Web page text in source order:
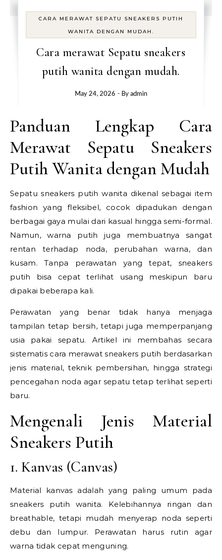
CARA MERAWAT SEPATU SNEAKERS PUTIH
WANITA DENGAN MUDAH.
Cara merawat Sepatu sneakers
putih wanita dengan mudah.
May 24, 2026 - By admin
Panduan Lengkap Cara
Merawat Sepatu Sneakers
Putih Wanita dengan Mudah
Sepatu sneakers putih wanita dikenal sebagai item
fashion yang fleksibel, cocok dipadukan dengan
berbagai gaya mulai dari kasual hingga semi-formal.
Namun, warna putih juga membuatnya sangat
rentan terhadap noda, perubahan warna, dan
kusam. Tanpa perawatan yang tepat, sneakers
putih bisa cepat terlihat usang meskipun baru
dipakai beberapa kali.
Perawatan yang benar tidak hanya menjaga
tampilan tetap bersih, tetapi juga memperpanjang
usia pakai sepatu. Artikel ini membahas secara
sistematis cara merawat sneakers putih berdasarkan
jenis material, teknik pembersihan, hingga strategi
pencegahan noda agar sepatu tetap terlihat seperti
baru.
Mengenali Jenis Material
Sneakers Putih
1. Kanvas (Canvas)
Material kanvas adalah yang paling umum pada
sneakers putih wanita. Kelebihannya ringan dan
breathable, tetapi mudah menyerap noda seperti
debu dan lumpur. Perawatan harus rutin agar
warna tidak cepat menguning.